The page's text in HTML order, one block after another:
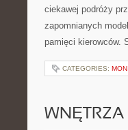
ciekawej podróży
zapomnianych
pamięci kierowców.
CATEGORIES: